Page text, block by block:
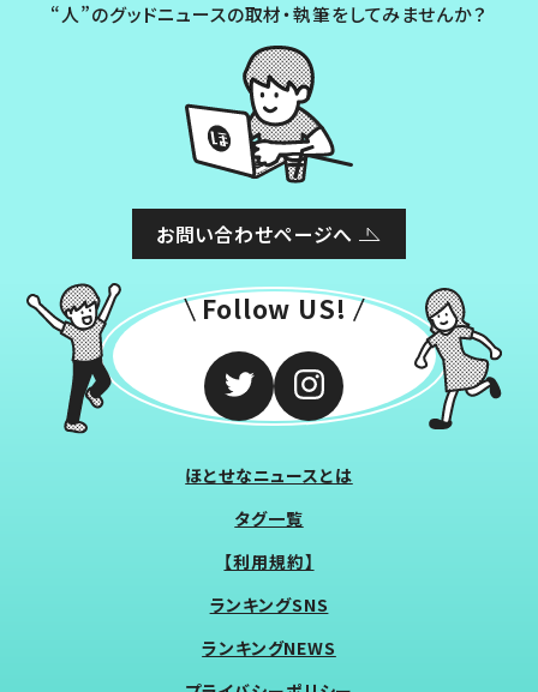
“人”のグッドニュースの取材・執筆をしてみませんか？
お問い合わせページへ
Follow US!
ほとせなニュースとは
タグ一覧
【利用規約】
ランキングSNS
ランキングNEWS